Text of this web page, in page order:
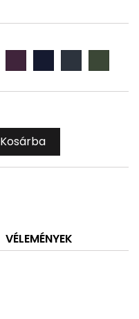
blue
Kosárba
VÉLEMÉNYEK